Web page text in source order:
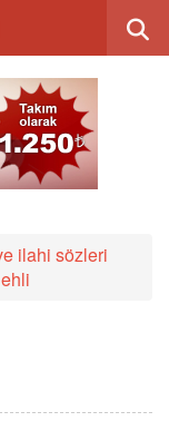
ilahi sözleri